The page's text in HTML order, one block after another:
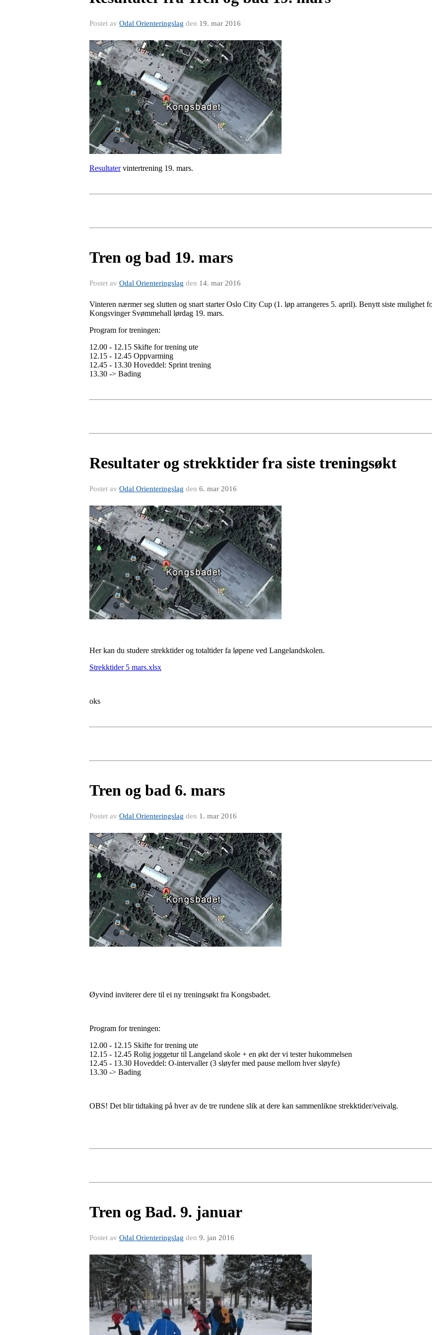
Postet av Odal Orienteringslag den 19. mar 2016
Resultatervintertrening 19. mars.
Tren og bad 19. mars
Postet av Odal Orienteringslag den 14. mar 2016
Vinteren nærmer seg slutten og snart starter Oslo City Cup (1. løp arrangeres 5. april). Benytt siste mulighet
Kongsvinger Svømmehall lørdag 19. mars.
Program for treningen:
12.00 - 12.15 Skifte for trening ute
12.15 - 12.45 Oppvarming
12.45 - 13.30 Hoveddel: Sprint trening
13.30 -> Bading
Resultater og strekktider fra siste treningsøkt
Postet av Odal Orienteringslag den 6. mar 2016
Her kan du studere strekktider og totaltider fa løpene ved Langelandskolen.
Strekktider 5 mars.xlsx
oks
Tren og bad 6. mars
Postet av Odal Orienteringslag den 1. mar 2016
Øyvind inviterer dere til ei ny treningsøkt fra Kongsbadet.
Program for treningen:
12.00 - 12.15 Skifte for trening ute
12.15 - 12.45 Rolig joggetur til Langeland skole + en økt der vi tester hukommelsen
12.45 - 13.30 Hoveddel: O-intervaller (3 sløyfer med pause mellom hver sløyfe)
13.30 -> Bading
OBS! Det blir tidtaking på hver av de tre rundene slik at dere kan sammenlikne strekktider/veivalg.
Tren og Bad. 9. januar
Postet av Odal Orienteringslag den 9. jan 2016